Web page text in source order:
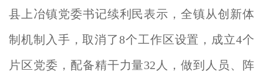
县上冶镇党委书记续利民表示，全镇从创新体
制机制入手，取消了8个工作区设置，成立4个
片区党委，配备精干力量32人，做到人员、阵